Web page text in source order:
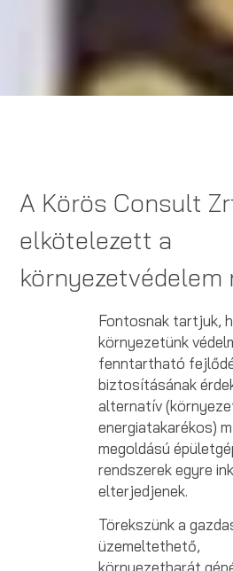
A Körös Consult
elkötelezett a
Fontosnak tartjuk,
környezetünk
fenntartható
biztosításának
alternatív
energiatakarékos)
megoldású
rendszerek egyre
elterjedjenek.
Törekszünk a
üzemeltethető,